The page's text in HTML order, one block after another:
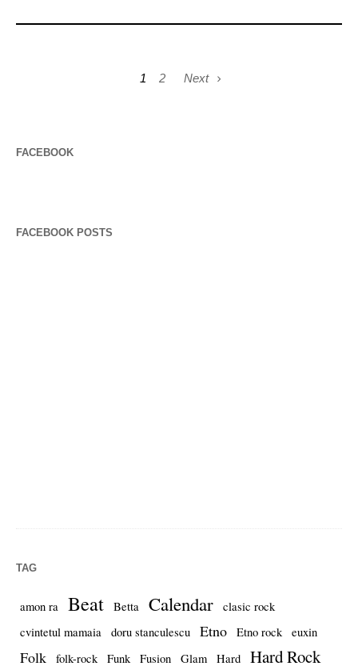
1 2 Next
FACEBOOK
FACEBOOK POSTS
TAG
amon ra Beat Betta Calendar
clasic rock
cvintetul mamaia
doru stanculescu Etno Etno rock euxin
Folk folk-rock Funk Fusion Glam Hard Hard Rock